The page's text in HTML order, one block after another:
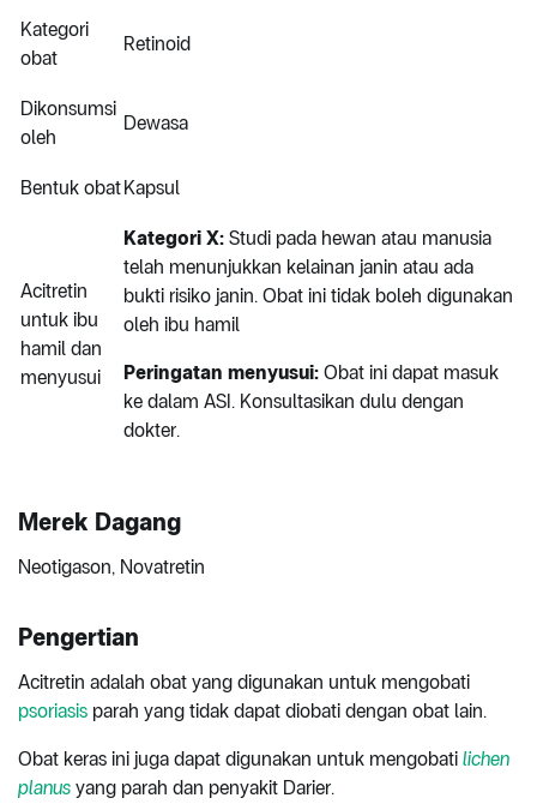
Kategori
obat
Retinoid
Dikonsumsi
oleh
Dewasa
Bentuk obatKapsul
Acitretin
untuk ibu
hamil dan
menyusui
Kategori X: Studi pada hewan atau manusia
telah menunjukkan kelainan janin atau ada
bukti risiko janin. Obat ini tidak boleh digunakan
oleh ibu hamil
Peringatan menyusui: Obat ini dapat masuk
ke dalam ASI. Konsultasikan dulu dengan
dokter.
Merek Dagang
Neotigason, Novatretin
Pengertian
Acitretin adalah obat yang digunakan untuk mengobati
psoriasis parah yang tidak dapat diobati dengan obat lain.
Obat keras ini juga dapat digunakan untuk mengobati lichen
planus yang parah dan penyakit Darier.